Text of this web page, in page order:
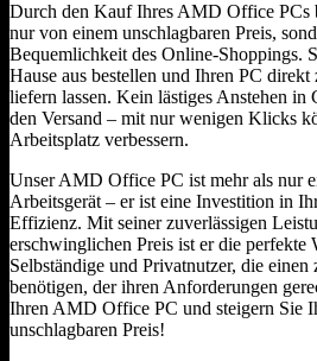
Durch den Kauf Ihres AMD Office PCs
nur von einem unschlagbaren Preis,
Bequemlichkeit des Online-Shoppings.
Hause aus bestellen und Ihren PC direkt
liefern lassen. Kein lästiges Anstehen in
den Versand – mit nur wenigen Klicks
Arbeitsplatz verbessern.
Unser AMD Office PC ist mehr als nur
Arbeitsgerät – er ist eine Investition in
Effizienz. Mit seiner zuverlässigen
erschwinglichen Preis ist er die perfekte
Selbständige und Privatnutzer, die einen
benötigen, der ihren Anforderungen
Ihren AMD Office PC und steigern Sie
unschlagbaren Preis!